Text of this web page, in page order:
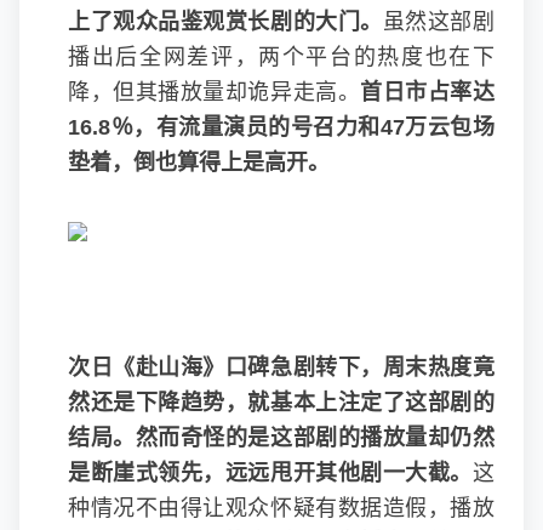
上了观众品鉴观赏长剧的大门。 虽然这部剧
播出后全网差评，两个平台的热度也在下
降，但其播放量却诡异走高。 首日市占率达
16.8％，有流量演员的号召力和47万云包场
垫着，倒也算得上是高开。
次日《赴山海》口碑急剧转下，周末热度竟
然还是下降趋势，就基本上注定了这部剧的
结局。然而奇怪的是这部剧的播放量却仍然
是断崖式领先，远远甩开其他剧一大截。 这
种情况不由得让观众怀疑有数据造假，播放